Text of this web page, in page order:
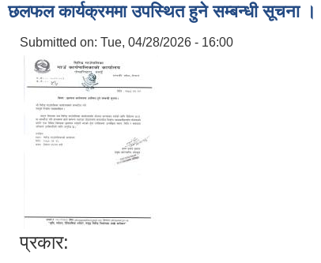
छलफल कार्यक्रममा उपस्थित हुने सम्बन्धी सूचना
Submitted on: Tue, 04/28/2026 - 16:00
प्रकार: